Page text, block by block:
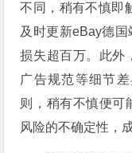
不同，稍有不慎即
及时更新eBay德国
损失超百万。此外
广告规范等细节
则，稍有不慎便可
风险的不确定性，